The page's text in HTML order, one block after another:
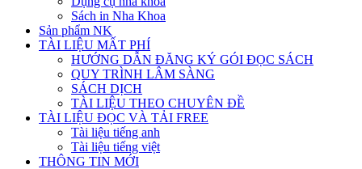
Sách in Nha Khoa
Sản phẩm NK
TÀI LIỆU MẤT PHÍ
HƯỚNG DẪN ĐĂNG KÝ GÓI ĐỌC SÁCH
QUY TRÌNH LÂM SÀNG
SÁCH DỊCH
TÀI LIỆU THEO CHUYÊN ĐỀ
TÀI LIỆU ĐỌC VÀ TẢI FREE
Tài liệu tiếng anh
Tài liệu tiếng việt
THÔNG TIN MỚI